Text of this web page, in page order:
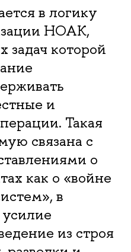
в логику
НОАК,
задач которой
и
Такая
связана с
о
как о «войне
в
из строя